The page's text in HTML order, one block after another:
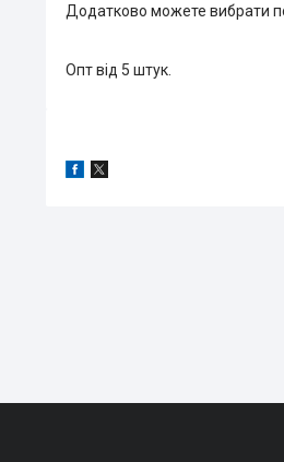
Додатково можете вибрати
Опт від 5 штук.